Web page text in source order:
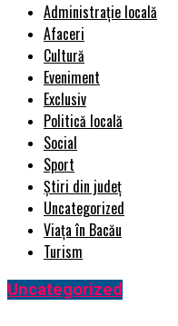
Administrație locală
Afaceri
Cultură
Eveniment
Exclusiv
Politică locală
Social
Sport
Știri din județ
Uncategorized
Viața în Bacău
Turism
Uncategorized